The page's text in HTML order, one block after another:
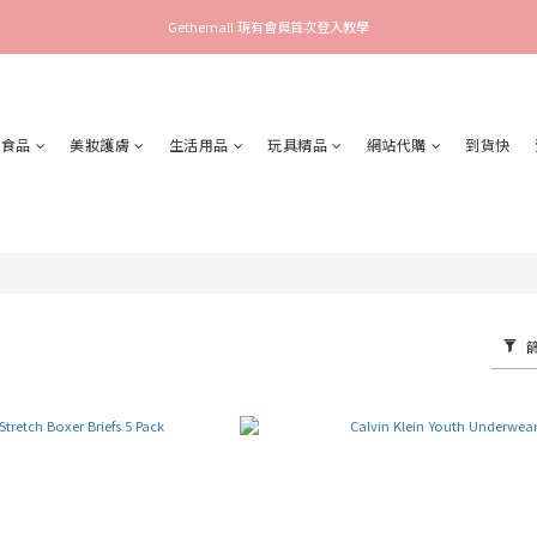
Gethemall 現有會員首次登入教學
食品 美妝護膚 生活用品 玩具精品 網站代購 到貨快